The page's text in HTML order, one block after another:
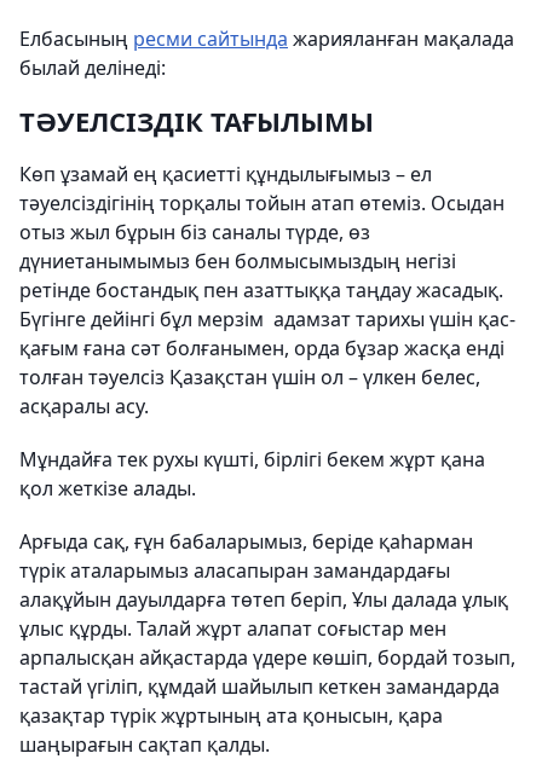
Елбасының ресми сайтында жарияланған мақалада
былай делінеді:
ТӘУЕЛСІЗДІК ТАҒЫЛЫМЫ
Көп ұзамай ең қасиетті құндылығымыз – ел
тәуелсіздігінің торқалы тойын атап өтеміз. Осыдан
отыз жыл бұрын біз саналы түрде, өз
дүниетанымымыз бен болмысымыздың негізі
ретінде бостандық пен азаттыққа таңдау жасадық.
Бүгінге дейінгі бұл мерзім адамзат тарихы үшін қас-
қағым ғана сәт болғанымен, орда бұзар жасқа енді
толған тәуелсіз Қазақстан үшін ол – үлкен белес,
асқаралы асу.
Мұндайға тек рухы күшті, бірлігі бекем жұрт қана
қол жеткізе алады.
Арғыда сақ, ғұн бабаларымыз, беріде қаһарман
түрік аталарымыз аласапыран замандардағы
алақұйын дауылдарға төтеп беріп, Ұлы далада ұлық
ұлыс құрды. Талай жұрт алапат соғыстар мен
арпалысқан айқастарда үдере көшіп, бордай тозып,
тастай үгіліп, құмдай шайылып кеткен замандарда
қазақтар түрік жұртының ата қонысын, қара
шаңырағын сақтап қалды.